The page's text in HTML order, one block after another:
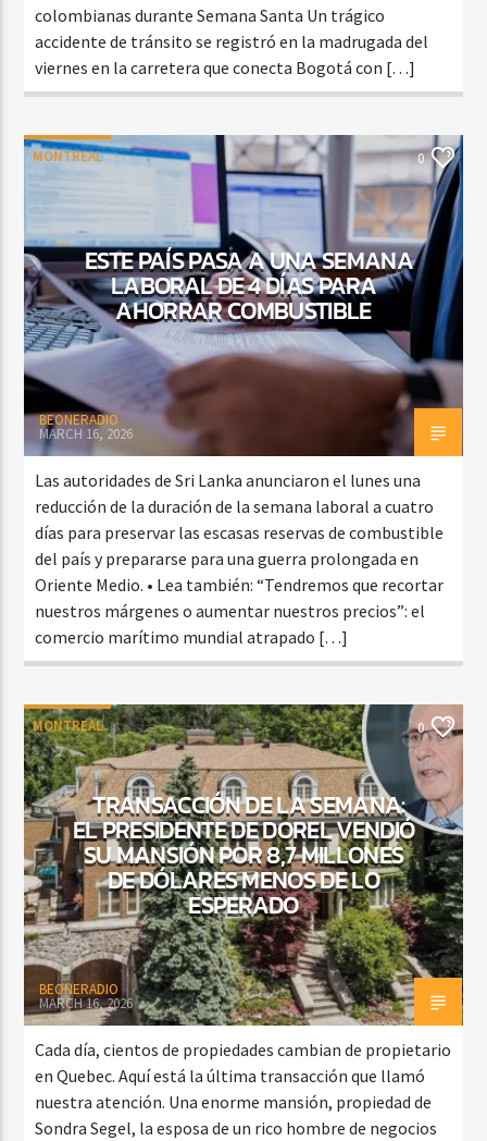
colombianas durante Semana Santa Un trágico
accidente de tránsito se registró en la madrugada del
viernes en la carretera que conecta Bogotá con […]
MONTREAL 0
ESTE PAÍS PASA A UNA SEMANA
LABORAL DE 4 DÍAS PARA
AHORRAR COMBUSTIBLE
BEONERADIO
MARCH 16, 2026
Las autoridades de Sri Lanka anunciaron el lunes una
reducción de la duración de la semana laboral a cuatro
días para preservar las escasas reservas de combustible
del país y prepararse para una guerra prolongada en
Oriente Medio. • Lea también: “Tendremos que recortar
nuestros márgenes o aumentar nuestros precios”: el
comercio marítimo mundial atrapado […]
MONTREAL 0
TRANSACCIÓN DE LA SEMANA:
EL PRESIDENTE DE DOREL VENDIÓ
SU MANSIÓN POR 8,7 MILLONES
DE DÓLARES MENOS DE LO
ESPERADO
BEONERADIO
MARCH 16, 2026
Cada día, cientos de propiedades cambian de propietario
en Quebec. Aquí está la última transacción que llamó
nuestra atención. Una enorme mansión, propiedad de
Sondra Segel, la esposa de un rico hombre de negocios